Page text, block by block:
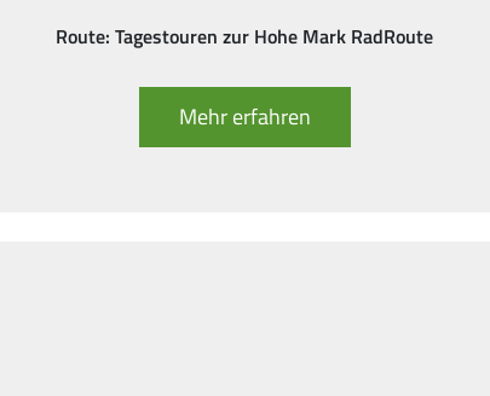
Route: Tagestouren zur Hohe Mark RadRoute
Mehr erfahren